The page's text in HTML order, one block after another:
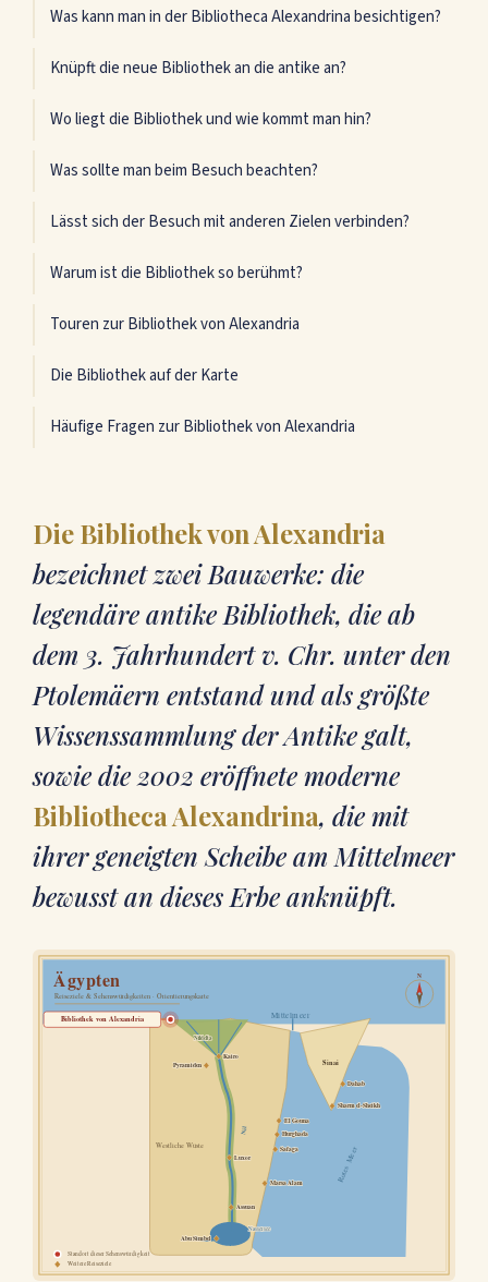
Die Bibliothek von Alexandria
bezeichnet zwei Bauwerke: die
legendäre antike Bibliothek, die ab
dem 3. Jahrhundert v. Chr. unter den
Ptolemäern entstand und als größte
Wissenssammlung der Antike galt,
sowie die 2002 eröffnete moderne
Bibliotheca Alexandrina, die mit
ihrer geneigten Scheibe am Mittelmeer
bewusst an dieses Erbe anknüpft.
Mittelmeer
Rotes Meer
Sinai
Westliche Wüste
Nildelta
Nil
Nassersee
Kairo
Pyramiden
Luxor
Assuan
Abu Simbel
El Gouna
Hurghada
Safaga
Marsa Alam
Sharm el-Sheikh
Dahab
Ägypten
Reiseziele & Sehenswürdigkeiten · Orientierungskarte
N
Standort dieser Sehenswürdigkeit
Weitere Reiseziele
Bibliothek von Alexandria
Was kann man in der Bibliotheca Alexandrina besichtigen?
Knüpft die neue Bibliothek an die antike an?
Wo liegt die Bibliothek und wie kommt man hin?
Was sollte man beim Besuch beachten?
Lässt sich der Besuch mit anderen Zielen verbinden?
Warum ist die Bibliothek so berühmt?
Touren zur Bibliothek von Alexandria
Die Bibliothek auf der Karte
Häufige Fragen zur Bibliothek von Alexandria